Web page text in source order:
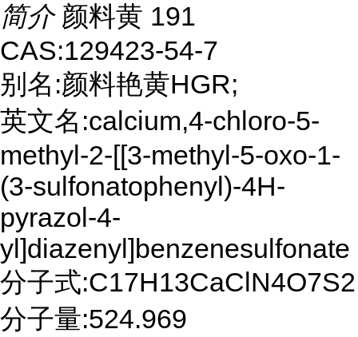
简介 颜料黄 191
CAS:129423-54-7
别名:颜料艳黄HGR;
英文名:calcium,4-chloro-5-
methyl-2-[[3-methyl-5-oxo-1-
(3-sulfonatophenyl)-4H-
pyrazol-4-
yl]diazenyl]benzenesulfonate
分子式:C17H13CaClN4O7S2
分子量:524.969